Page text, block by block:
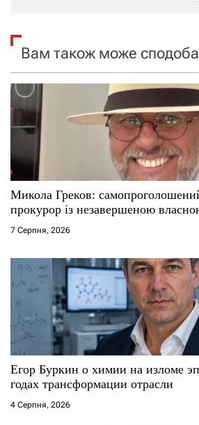
і
я
з
а
и
с
і
в
Вам також може
Микола Греков:
прокурор із незавершеною
7 Серпня, 2026
Егор Буркин о химии на изломе
годах трансформации отрасли
4 Серпня, 2026